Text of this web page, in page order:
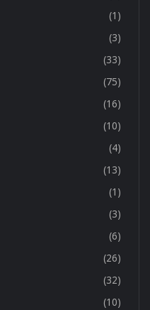
(1)
(3)
(33)
(75)
(16)
(10)
(4)
(13)
(1)
(3)
(6)
(26)
(32)
(10)